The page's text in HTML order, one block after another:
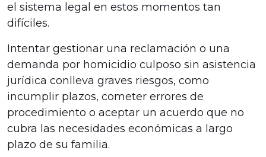
el sistema legal en estos momentos tan
difíciles.
Intentar gestionar una reclamación o una
demanda por homicidio culposo sin asistencia
jurídica conlleva graves riesgos, como
incumplir plazos, cometer errores de
procedimiento o aceptar un acuerdo que no
cubra las necesidades económicas a largo
plazo de su familia.